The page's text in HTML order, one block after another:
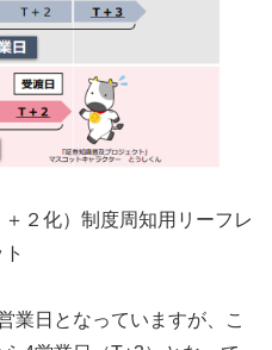
２化）制度周知用リーフレ
ト
業日となっていますが、こ